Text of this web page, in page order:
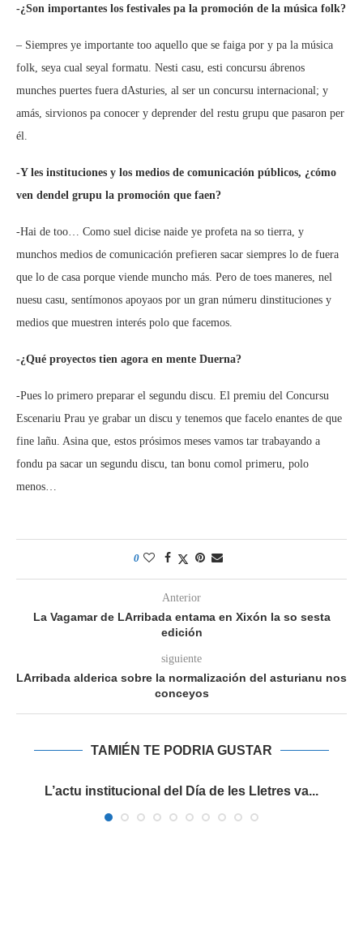
-¿Son importantes los festivales pa la promoción de la música folk?
– Siempres ye importante too aquello que se faiga por y pa la música
folk, seya cual seyal formatu. Nesti casu, esti concursu ábrenos
munches puertes fuera dAsturies, al ser un concursu internacional; y
amás, sirvionos pa conocer y deprender del restu grupu que pasaron per
él.
-Y les instituciones y los medios de comunicación públicos, ¿cómo
ven dendel grupu la promoción que faen?
-Hai de too… Como suel dicise naide ye profeta na so tierra, y
munchos medios de comunicación prefieren sacar siempres lo de fuera
que lo de casa porque viende muncho más. Pero de toes maneres, nel
nuesu casu, sentímonos apoyaos por un gran númeru dinstituciones y
medios que muestren interés polo que facemos.
-¿Qué proyectos tien agora en mente Duerna?
-Pues lo primero preparar el segundu discu. El premiu del Concursu
Escenariu Prau ye grabar un discu y tenemos que facelo enantes de que
fine lañu. Asina que, estos prósimos meses vamos tar trabayando a
fondu pa sacar un segundu discu, tan bonu comol primeru, polo
menos…
0
Anterior
La Vagamar de LArribada entama en Xixón la so sesta
edición
siguiente
LArribada alderica sobre la normalización del asturianu nos
conceyos
TAMIÉN TE PODRIA GUSTAR
L’actu institucional del Día de les Lletres va...